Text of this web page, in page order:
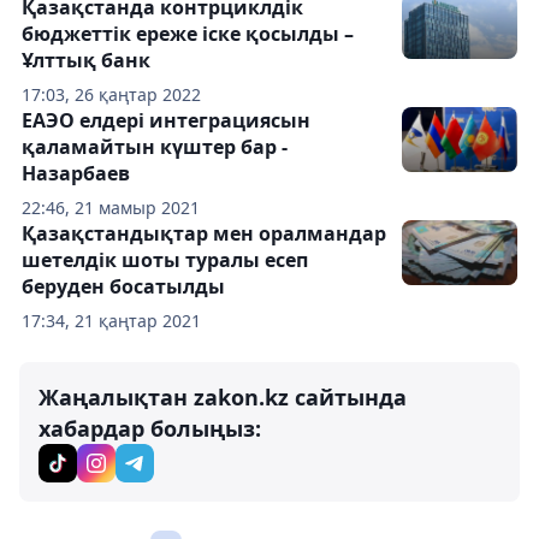
17:03, 26 қаңтар 2022
Қазақстанда контрциклдік
бюджеттік ереже іске қосылды –
Ұлттық банк
22:46, 21 мамыр 2021
ЕАЭО елдері интеграциясын
қаламайтын күштер бар -
Назарбаев
17:34, 21 қаңтар 2021
Қазақстандықтар мен оралмандар
шетелдік шоты туралы есеп
беруден босатылды
Жаңалықтан zakon.kz сайтында
хабардар болыңыз: